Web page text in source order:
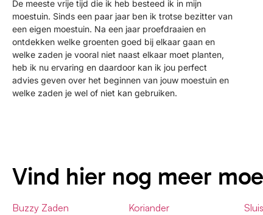
De meeste vrije tijd die ik heb besteed ik in mijn
moestuin. Sinds een paar jaar ben ik trotse bezitter van
een eigen moestuin. Na een jaar proefdraaien en
ontdekken welke groenten goed bij elkaar gaan en
welke zaden je vooral niet naast elkaar moet planten,
heb ik nu ervaring en daardoor kan ik jou perfect
advies geven over het beginnen van jouw moestuin en
welke zaden je wel of niet kan gebruiken.
Vind hier nog meer
Buzzy Zaden
Koriander